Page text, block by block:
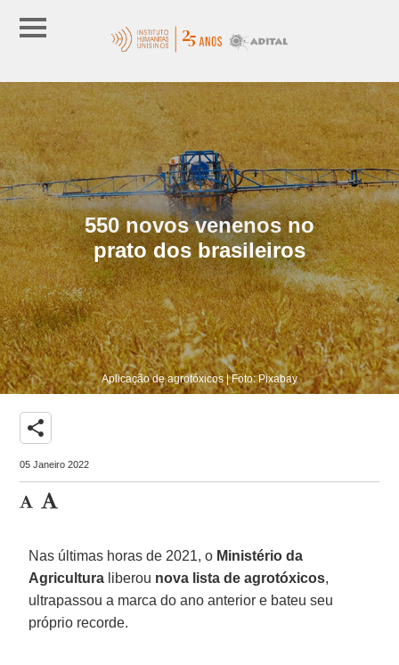
550 novos venenos no
prato dos brasileiros
Aplicação de agrotóxicos | Foto: Pixabay
share
05 Janeiro 2022
Nas últimas horas de 2021, o Ministério da
Agricultura liberou nova lista de agrotóxicos,
ultrapassou a marca do ano anterior e bateu seu
próprio recorde.